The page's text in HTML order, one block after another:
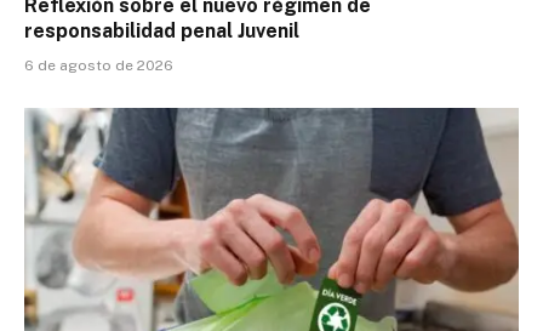
Reflexión sobre el nuevo régimen de
responsabilidad penal Juvenil
6 de agosto de 2026